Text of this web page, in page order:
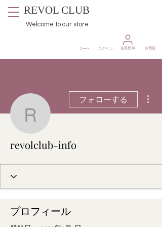
REVOL CLUB
Welcome to our store
カート ログイン ​会員登録 お電話
revolclub-info
フォローする
revolclub-info
プロフィール